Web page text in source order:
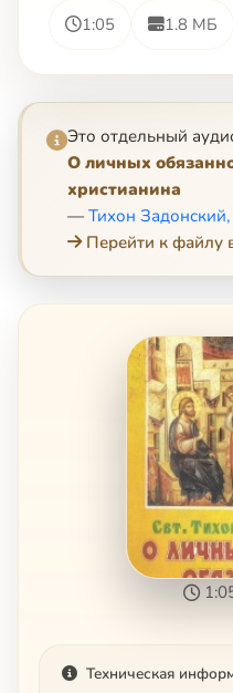
1:05 1.8 МБ
Это отдельный
О личных
христианина
— Тихон Задонский,
Перейти к файлу
Техническая